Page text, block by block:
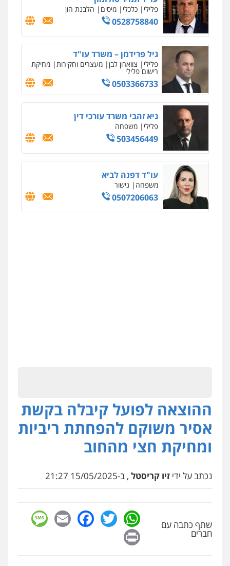
פלילי כלכלי מיסים הלבנת הון
0528758840
גיל פרידמן – משרד עו"ד
פלילי צווארון לבן מעצרים וחקירות מחיקת
רישום פלילי
0503366733
גיא זהבי משרד עורכי דין
פלילי משפחה
503456449
עו"ד דפנה לביא
משפחה גישור
0507206063
ההוצאה לפועל קיבלה בקשת
אסיר משוקם להפחתת ריביות
ומחיקת חצי מהחוב
נכתב על ידי זיו קריסטל , ב-15/05/2025 21:27
שתף כתבה עם
חברים
WhatsApp
Twitter
Facebook
Email